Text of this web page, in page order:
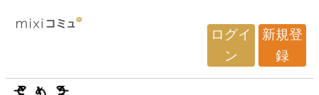
ログイ
ン
新規登
録